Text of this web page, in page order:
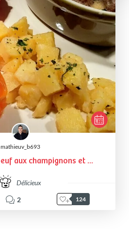
mathieuv_b693
aux champignons et ...
Délicieux
2 124